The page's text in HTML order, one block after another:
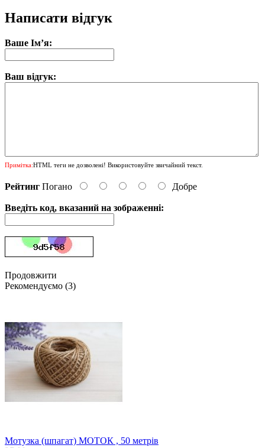
Написати відгук
Ваше Ім’я:
Ваш відгук:
Примітка:HTML теги не дозволені! Використовуйте звичайний текст.
Рейтинг Погано Добре
Введіть код, вказаний на зображенні:
Продовжити
Рекомендуємо (3)
Мотузка (шпагат) МОТОК , 50 метрів